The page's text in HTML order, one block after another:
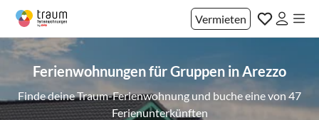
Vermieten
Ferienwohnungen für Gruppen in Arezzo
Finde deine Traum-Ferienwohnung und buche eine von 47
Ferienunterkünften